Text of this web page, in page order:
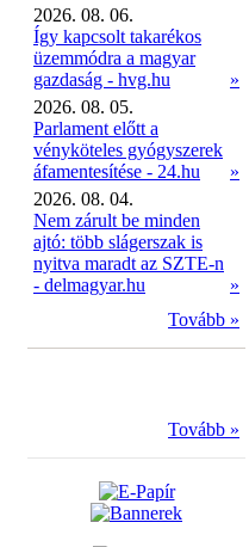
2026. 08. 06.
Így kapcsolt takarékos
üzemmódra a magyar
gazdaság - hvg.hu
»
2026. 08. 05.
Parlament előtt a
vényköteles gyógyszerek
áfamentesítése - 24.hu
»
2026. 08. 04.
Nem zárult be minden
ajtó: több slágerszak is
nyitva maradt az SZTE-n
- delmagyar.hu
»
Tovább »
Tovább »